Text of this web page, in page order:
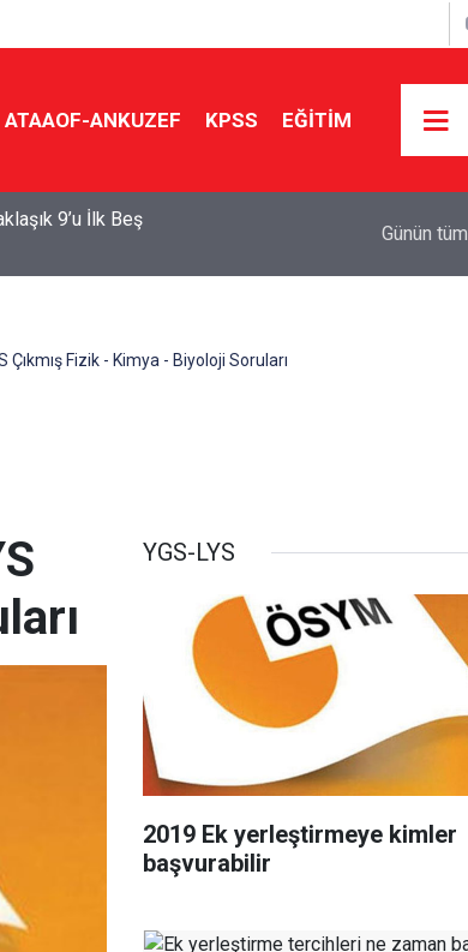
ANKUZEF KPSS EĞİTİM
9’u İlk Beş
Yönlendiriyor?
Günün tüm
Çıkmış Fizik - Kimya - Biyoloji Soruları
YGS-LYS
2019 Ek yerleştirmeye kimler
başvurabilir